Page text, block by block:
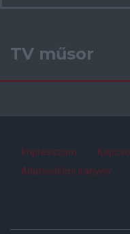
TV műsor
Impresszum
Adatvédelmi irányelv